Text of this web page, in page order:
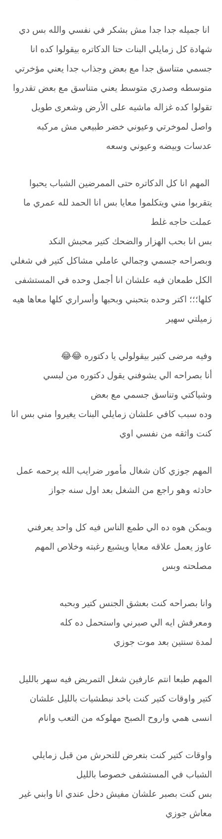
انا جميله جدا جدا مش بشكر في نفسي والله بس دي
شهادة كل زمايلي البنات حتا الدكاتره بيقولوا كده انا
جسمي متناسق جدا مع بعض وجذاب جدا يعني مؤخرتي
متوسطه وصدري متوسط يعني متناسق مع بعض تقدروا
تقولوا كده غزاله ماشيه على الأرض وشعرى طويل
واصل لموخرتي وعيوني خضر طبيعي مش مركبه
عدسات وبيضه وعيوني وسعه
المهم انا كل الدكاتره حتى الممرضين الشباب يحبوا
يتقربوا مني ويتكلموا معايا بس انا الحمد لله عمري ما
عملت حاجه غلط
بس انا بحب الهزار والضحك كتير محبش النكد
وبصراحه جسمي وجمالي عاملي مشاكل كتير في شغلي
الكل طمعان فيه علشان انا أجمل وحده في المستشفى
كلها؛؛؛ اكتر وحده بتحبني وبحبها وأسراري كلها معاها هيه
زميلتي سهير
وفيه مرضى كتير بيقولولي يا دكتوره 😂😂
أنا بصراحه الي يشوفني يقول دكتوره من لبسي
وشياكتي وتناسق جسمي مع بعض
وده سبب كافي علشان زمايلي البنات يغيروا مني بس انا
كنت واثقه من نفسي اوي
المهم جوزي كان شغال مأمور ضرايب الله يرحمه عمل
حادثه وهو راجع من الشغل بعد اول سنه جواز
ويمكن هوه ده الي طمع الناس فيه كل واحد يعرفني
عاوز يعمل علاقه معايا ويشبع رغبته وخلاص المهم
مصلحته وبس
وانا بصراحه كنت بعشق الجنس كتير وبحبه
ومعرفش ايه الي صبرني واستحمل ده كله
لمدة سنتين بعد موت جوزي
المهم طبعا انتم عارفين شغل التمريض فيه سهر بالليل
كتير واوقات كتير كنت باخد نبطشيات بالليل علشان
انسى همي واروح الصبح مهلوكه من التعب وانام
واوقات كتير كنت بتعرض للتحرش من قبل زمايلي
الشباب في المستشفى خصوصا بالليل
بس كنت بصبر علشان مفيش دخل عندي انا وابني غير
معاش جوزي